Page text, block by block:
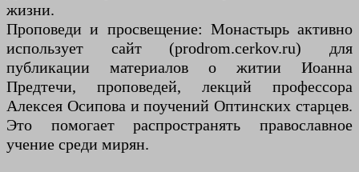
жизни.
Проповеди и просвещение: Монастырь активно
использует сайт (prodrom.cerkov.ru) для
публикации материалов о житии Иоанна
Предтечи, проповедей, лекций профессора
Алексея Осипова и поучений Оптинских старцев.
Это помогает распространять православное
учение среди мирян.